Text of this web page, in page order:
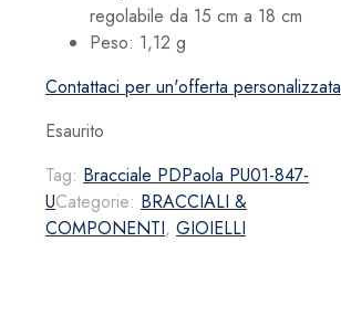
regolabile da 15 cm a 18 cm
Peso: 1,12 g
Contattaci per un'offerta personalizzata
Esaurito
Tag: Bracciale PDPaola PU01-847-
UCategorie: BRACCIALI &
COMPONENTI, GIOIELLI